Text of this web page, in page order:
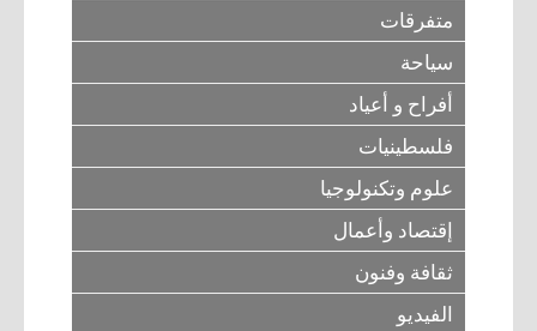
متفرقات
سياحة
أفراح و أعياد
فلسطينيات
علوم وتكنولوجيا
إقتصاد وأعمال
ثقافة وفنون
الفيديو